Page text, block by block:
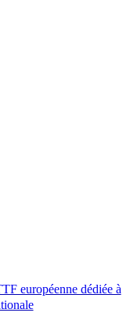
européenne dédiée à